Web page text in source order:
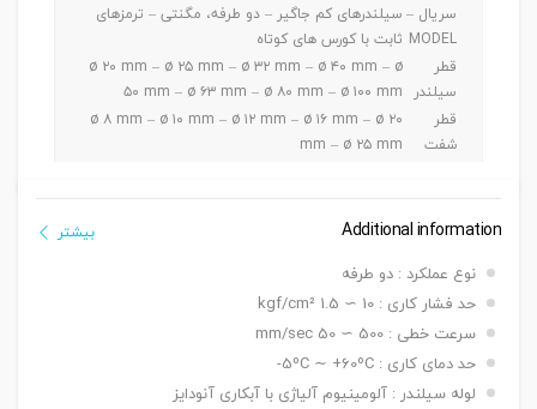
سریال –
MODEL
سیلندرهای کم جاگیر – دو طرفه، مگنتی – ترمزهای
ثابت با کورس های کوتاه
قطر
سیلندر
ø ۲۰ mm – ø ۲۵ mm – ø ۳۲ mm – ø ۴۰ mm – ø
۵۰ mm – ø ۶۳ mm – ø ۸۰ mm – ø ۱۰۰ mm
قطر
شفت
ø ۸ mm – ø ۱۰ mm – ø ۱۲ mm – ø ۱۶ mm – ø ۲۰
mm – ø ۲۵ mm
~ 50 mm / ø ۶۳-۸۰-۱۰۰mm a 5 ~ 100 mm
دنده
دنده ماندگی ,دنده نری
بست
نصبی
شاخه مادگی Y – بست چشمی FI – بست شناور FC
سنسور KT 33 R
تعداد
سنسور
یک عدد ,دو عدد
Additional information
نوع عملکرد : دو طرفه
حد فشار کاری : 10 ∼ 1.5 kgf/cm²
سرعت خطی : 500 ∼ 50 mm/sec
حد دمای کاری : 5ºC ∼ +60ºC-
لوله سیلندر : آلومینیوم آلیاژی با آبکاری آنودایز
بیشتر